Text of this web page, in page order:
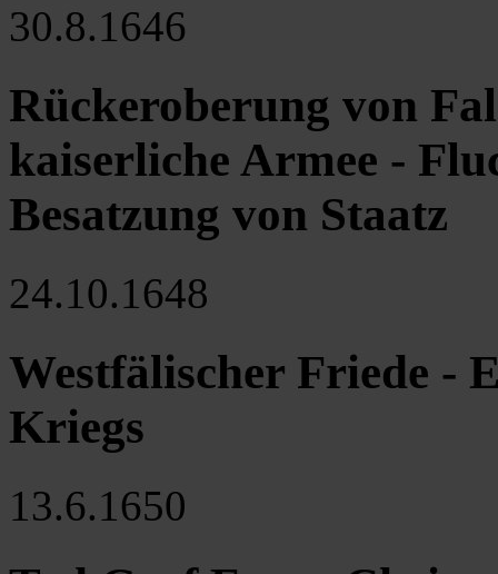
30.8.1646
Rückeroberung von
kaiserliche Armee -
Besatzung von Staatz
24.10.1648
Westfälischer Friede -
Kriegs
13.6.1650